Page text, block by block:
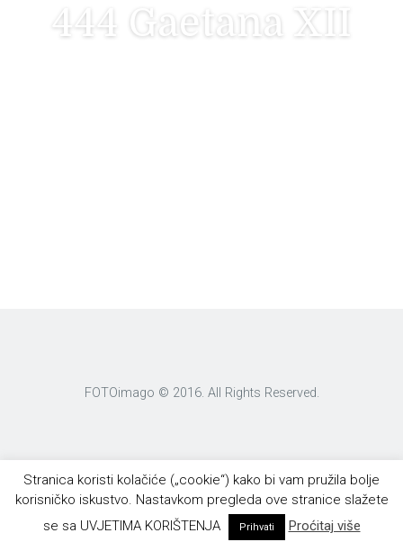
444 Gaetana XII
FOTOimago © 2016. All Rights Reserved.
Stranica koristi kolačiće („cookie“) kako bi vam pružila bolje
korisničko iskustvo. Nastavkom pregleda ove stranice slažete
se sa UVJETIMA KORIŠTENJA
Prihvati Proćitaj više